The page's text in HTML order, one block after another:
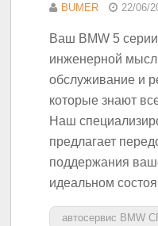
BUMER 22/06/
Ваш BMW 5
инженерной
обслуживание и
которые знают
Наш
предлагает
поддержания
идеальном
автосервис BMW